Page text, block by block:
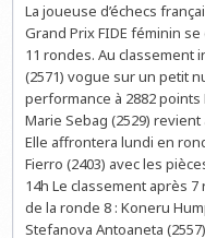
La joueuse d’échecs
Grand Prix FIDE féminin
11 rondes. Au classement
(2571) vogue sur un petit
performance à 2882
Marie Sebag (2529)
Elle affrontera lundi en
Fierro (2403) avec les
14h Le classement après
de la ronde 8 : Koneru
Stefanova Antoaneta